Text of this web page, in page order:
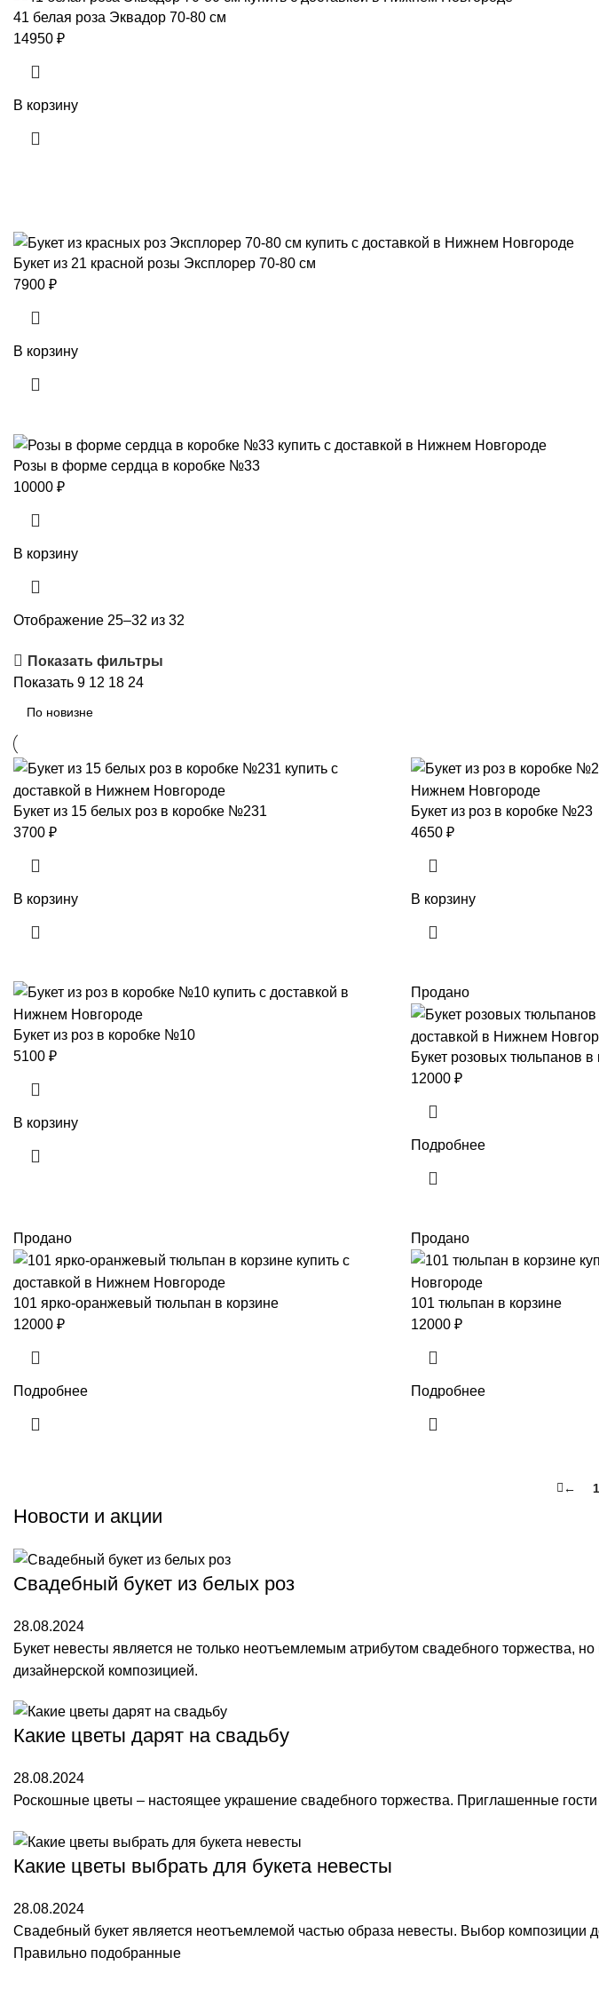
41 белая роза Эквадор 70-80 см
14950 ₽
В корзину
Букет из 21 красной розы Эксплорер 70-80 см
7900 ₽
В корзину
Розы в форме сердца в коробке №33
10000 ₽
В корзину
Отображение 25–32 из 32
Показать фильтры
Показать 9 12 18 24
Букет из 15 белых роз в коробке №231
3700 ₽
В корзину
Букет из роз в коробке №23
4650 ₽
В корзину
Букет из роз в коробке №10
5100 ₽
В корзину
Продано
Букет розовых тюльпанов в
12000 ₽
Подробнее
Продано
101 ярко-оранжевый тюльпан в корзине
12000 ₽
Подробнее
Продано
101 тюльпан в корзине
12000 ₽
Подробнее
← 1
Новости и акции
Свадебный букет из белых роз
28.08.2024
Букет невесты является не только неотъемлемым атрибутом свадебного торжества,
дизайнерской композицией.
Какие цветы дарят на свадьбу
28.08.2024
Роскошные цветы – настоящее украшение свадебного торжества. Приглашенные
Какие цветы выбрать для букета невесты
28.08.2024
Свадебный букет является неотъемлемой частью образа невесты. Выбор композиции
Правильно подобранные